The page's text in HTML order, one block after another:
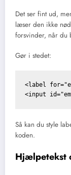
Det ser fint ud,
læser den ikke
forsvinder, når du
Gør i stedet:
<label
Så kan du style
koden.
Hjælpetekst